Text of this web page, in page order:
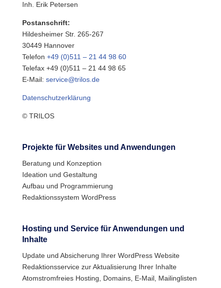
Inh. Erik Petersen
Postanschrift:
Hildesheimer Str. 265-267
30449 Hannover
Telefon +49 (0)511 – 21 44 98 60
Telefax +49 (0)511 – 21 44 98 65
E-Mail: service@trilos.de
Datenschutzerklärung
© TRILOS
Projekte für Websites und Anwendungen
Beratung und Konzeption
Ideation und Gestaltung
Aufbau und Programmierung
Redaktionssystem WordPress
Hosting und Service für Anwendungen und
Inhalte
Update und Absicherung Ihrer WordPress Website
Redaktionsservice zur Aktualisierung Ihrer Inhalte
Atomstromfreies Hosting, Domains, E-Mail, Mailinglisten